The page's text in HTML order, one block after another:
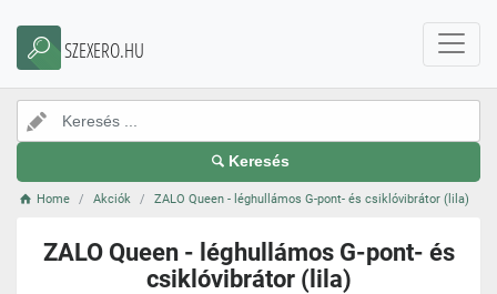
SZEXERO.HU
Keresés
Home Akciók ZALO Queen - léghullámos G-pont- és csiklóvibrátor (lila)
ZALO Queen - léghullámos G-pont- és
csiklóvibrátor (lila)